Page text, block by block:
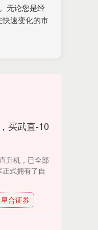
无论您是经
速变化的市
买武直-10
升机，已全部
式拥有了自
星合证券